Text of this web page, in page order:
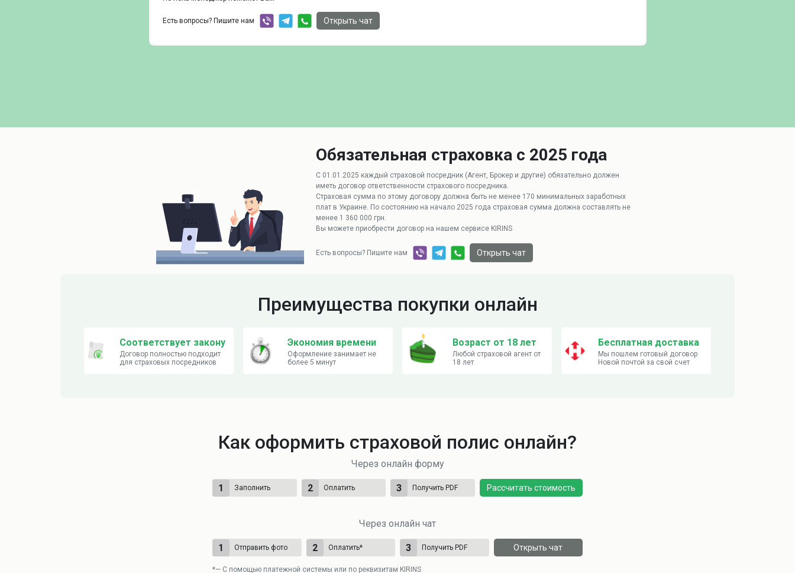
Есть вопросы? Пишите нам Открыть чат
Обязательная страховка с 2025 года
С 01.01.2025 каждый страховой посредник (Агент, Брокер и другие) обязательно должен
иметь договор ответственности страхового посредника.
Страховая сумма по этому договору должна быть не менее 170 минимальных заработных
плат в Украине. По состоянию на начало 2025 года страховая сумма должна составлять не
менее 1 360 000 грн.
Вы можете приобрести договор на нашем сервисе KIRINS
Есть вопросы? Пишите нам Открыть чат
Преимущества покупки онлайн
Соответствует закону
Договор полностью подходит
для страховых посредников
Экономия времени
Оформление занимает не
более 5 минут
Возраст от 18 лет
Любой страховой агент от
18 лет
Бесплатная доставка
Мы пошлем готовый договор
Новой почтой за свой счет
Как оформить страховой полис онлайн?
Через онлайн форму
1 Заполнить 2 Оплатить 3 Получить PDF Рассчитать стоимость
Через онлайн чат
1 Отправить фото 2 Оплатить* 3 Получить PDF Открыть чат
*— С помощью платежной системы или по реквизитам KIRINS